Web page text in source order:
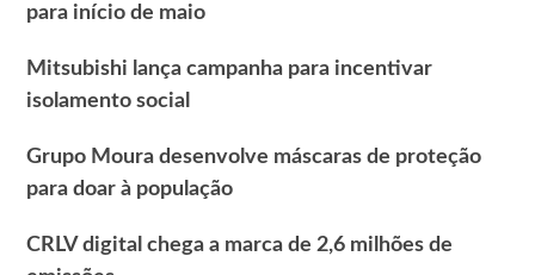
para início de maio
Mitsubishi lança campanha para incentivar
isolamento social
Grupo Moura desenvolve máscaras de proteção
para doar à população
CRLV digital chega a marca de 2,6 milhões de